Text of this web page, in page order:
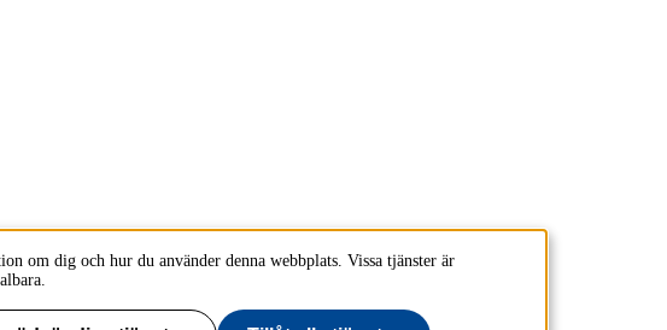
om dig och hur du använder denna webbplats. Vissa tjänster är